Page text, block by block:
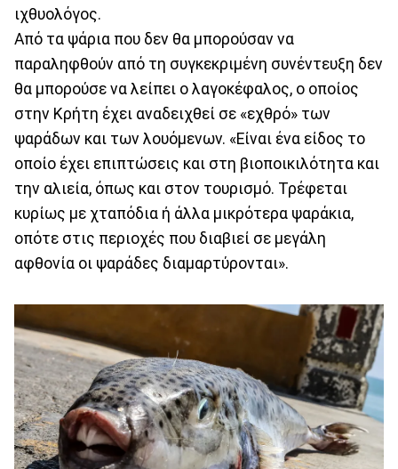
ιχθυολόγος.
Από τα ψάρια που δεν θα μπορούσαν να
παραληφθούν από τη συγκεκριμένη συνέντευξη δεν
θα μπορούσε να λείπει ο λαγοκέφαλος, ο οποίος
στην Κρήτη έχει αναδειχθεί σε «εχθρό» των
ψαράδων και των λουόμενων. «Είναι ένα είδος το
οποίο έχει επιπτώσεις και στη βιοποικιλότητα και
την αλιεία, όπως και στον τουρισμό. Τρέφεται
κυρίως με χταπόδια ή άλλα μικρότερα ψαράκια,
οπότε στις περιοχές που διαβιεί σε μεγάλη
αφθονία οι ψαράδες διαμαρτύρονται».